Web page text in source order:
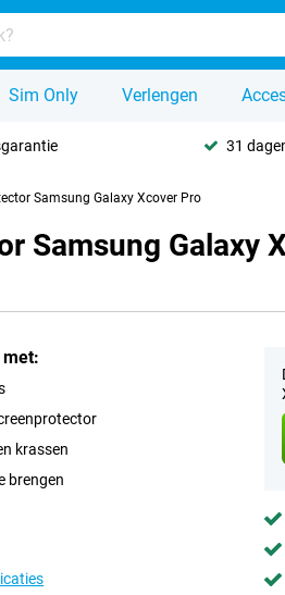
Sim Only Verlengen
31
Samsung Galaxy Xcover Pro
Samsung Galaxy
krassen
brengen